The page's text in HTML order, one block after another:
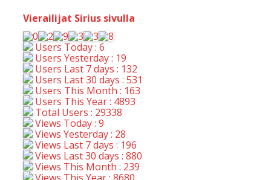
Vierailijat Sirius sivulla
Users Today : 6
Users Yesterday : 19
Users Last 7 days : 132
Users Last 30 days : 531
Users This Month : 163
Users This Year : 4893
Total Users : 29338
Views Today : 9
Views Yesterday : 28
Views Last 7 days : 196
Views Last 30 days : 880
Views This Month : 239